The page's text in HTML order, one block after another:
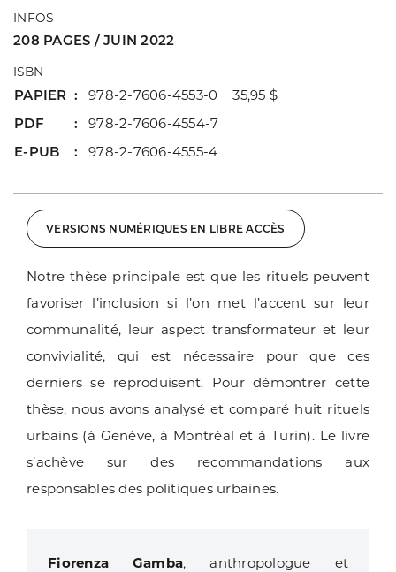
INFOS
208 PAGES / JUIN 2022
ISBN
PAPIER
978-2-7606-4553-0 35,95 $
PDF
978-2-7606-4554-7
E-PUB
978-2-7606-4555-4
VERSIONS NUMÉRIQUES EN LIBRE ACCÈS
Notre thèse principale est que les rituels peuvent
favoriser l’inclusion si l’on met l’accent sur leur
communalité, leur aspect transformateur et leur
convivialité, qui est nécessaire pour que ces
derniers se reproduisent. Pour démontrer cette
thèse, nous avons analysé et comparé huit rituels
urbains (à Genève, à Montréal et à Turin). Le livre
s’achève sur des recommandations aux
responsables des politiques urbaines.
Fiorenza Gamba, anthropologue et